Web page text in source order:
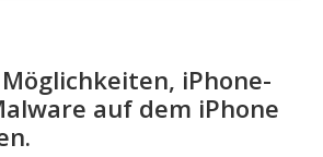
iPhone-
auf dem iPhone